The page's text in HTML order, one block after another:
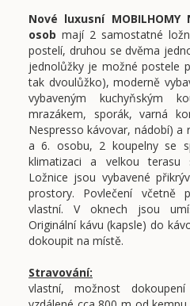
Nové luxusní
osob mají 2 samostatné
postelí, druhou se dvěma
jednolůžky je možné postele
tak dvoulůžko), moderně
vybaveným kuchyňským
mrazákem, sporák, varná
Nespresso kávovar, nádobí) a
a 6. osobu, 2 koupelny se
klimatizaci a velkou terasu
Ložnice jsou vybavené
prostory. Povlečení včetně
vlastní. V oknech jsou
Originální kávu (kapsle) do
dokoupit na místě.
Stravování:
vlastní, možnost